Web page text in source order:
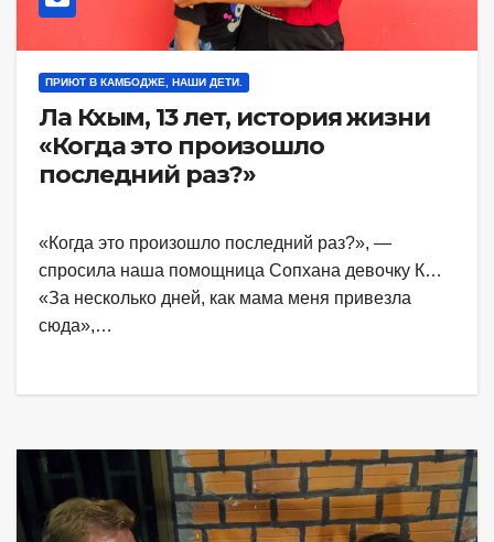
ПРИЮТ В КАМБОДЖЕ, НАШИ ДЕТИ.
Ла Кхым, 13 лет, история жизни
«Когда это произошло
последний раз?»
«Когда это произошло последний раз?», —
спросила наша помощница Сопхана девочку К…
«За несколько дней, как мама меня привезла
сюда»,…